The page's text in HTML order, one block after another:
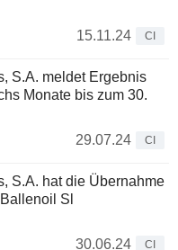
15.11.24
CI
S.A. meldet Ergebnis
Monate bis zum 30.
29.07.24
CI
S.A. hat die Übernahme
Sl
30.06.24
CI